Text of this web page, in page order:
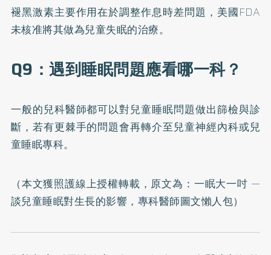
褪黑激素主要作用在於調整作息時差問題，美國FDA
未核准將其做為兒童失眠的治療。
Q9：遇到睡眠問題應看哪一科？
一般的兒科醫師都可以對兒童睡眠問題做出篩檢與診
斷，若有更棘手的問題會再轉介至兒童神經內科或兒
童睡眠專科。
（本文獲照護線上授權轉載，原文為： 一眠大一吋 —
談兒童睡眠對生長的影響，專科醫師圖文懶人包）